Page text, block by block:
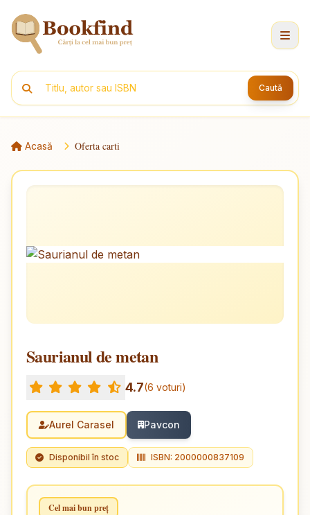
Caută
Acasă Oferta carti
Saurianul de metan
4.7(6 voturi)
Aurel Carasel Pavcon
Disponibil în stoc ISBN: 2000000837109
Cel mai bun preț